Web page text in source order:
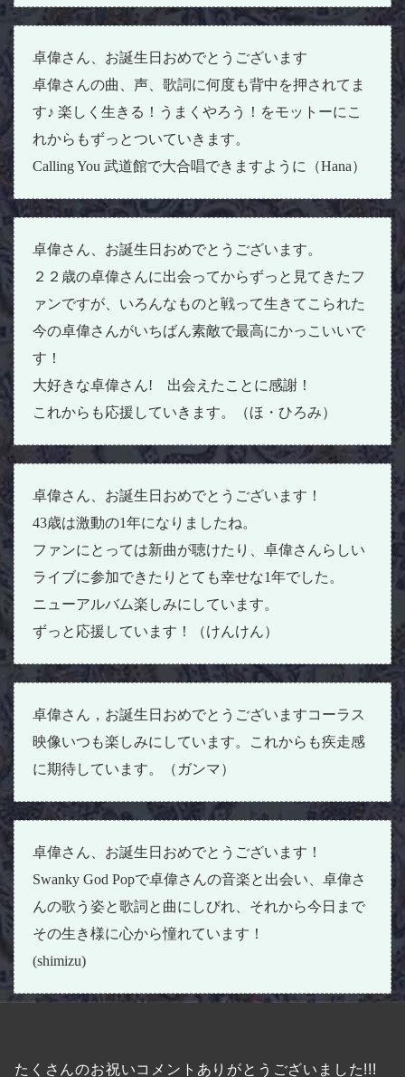
卓偉さん、お誕生日おめでとうございます
卓偉さんの曲、声、歌詞に何度も背中を押されてま
す♪ 楽しく生きる！うまくやろう！をモットーにこ
れからもずっとついていきます。
Calling You 武道館で大合唱できますように（Hana）
卓偉さん、お誕生日おめでとうございます。
２２歳の卓偉さんに出会ってからずっと見てきたフ
ァンですが、いろんなものと戦って生きてこられた
今の卓偉さんがいちばん素敵で最高にかっこいいで
す！
大好きな卓偉さん! 出会えたことに感謝！
これからも応援していきます。（ほ・ひろみ）
卓偉さん、お誕生日おめでとうございます！
43歳は激動の1年になりましたね。
ファンにとっては新曲が聴けたり、卓偉さんらしい
ライブに参加できたりとても幸せな1年でした。
ニューアルバム楽しみにしています。
ずっと応援しています！（けんけん）
卓偉さん，お誕生日おめでとうございますコーラス
映像いつも楽しみにしています。これからも疾走感
に期待しています。（ガンマ）
卓偉さん、お誕生日おめでとうございます！
Swanky God Popで卓偉さんの音楽と出会い、卓偉さ
んの歌う姿と歌詞と曲にしびれ、それから今日まで
その生き様に心から憧れています！
(shimizu)
たくさんのお祝いコメントありがとうございました!!!